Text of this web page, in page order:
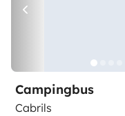
Campingbus
Cabrils